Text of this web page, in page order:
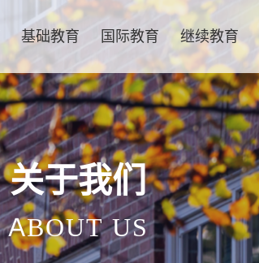
基础教育 国际教育 继续教育
关于我们
ABOUT US